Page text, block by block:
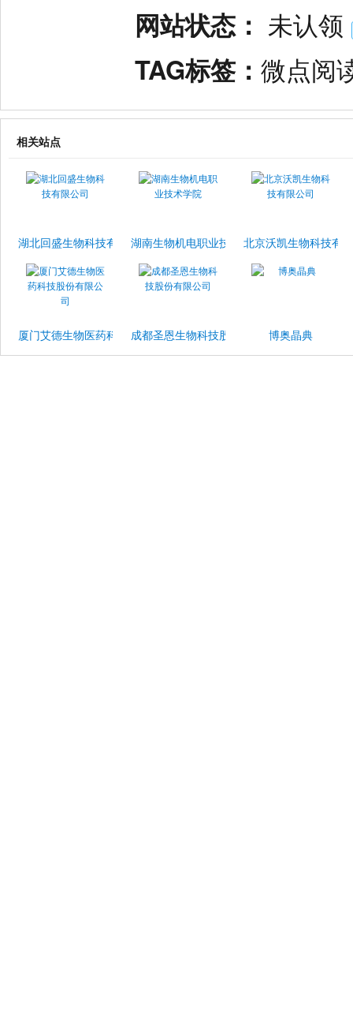
网站状态： 未认领
TAG标签： 微点阅
相关站点
湖北回盛生物科技有限公司湖南生物机电职业技术学院北京沃凯生物科技有
厦门艾德生物医药科技股份有限公司成都圣恩生物科技股份有限公司博奥晶典